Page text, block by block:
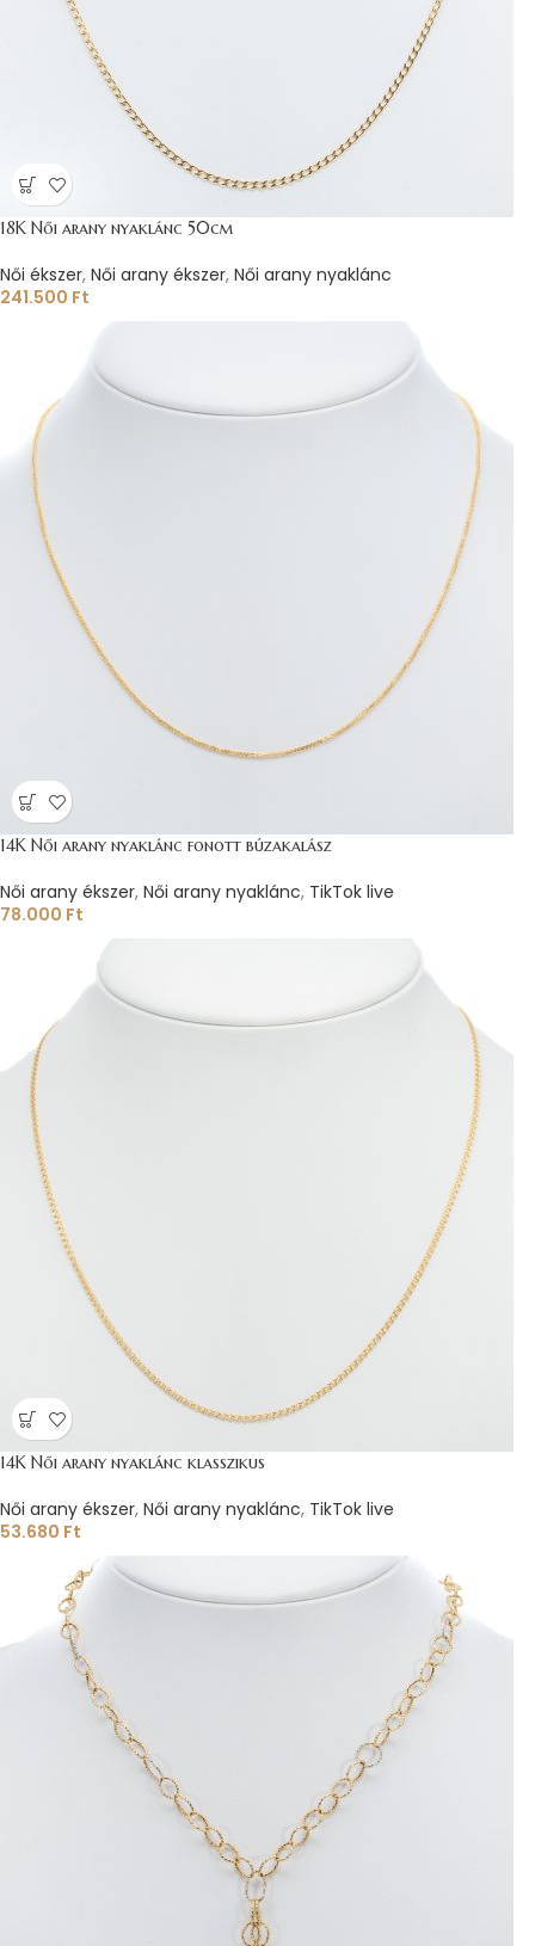
18K Női arany nyaklánc 50cm
Női ékszer, Női arany ékszer, Női arany nyaklánc
241.500 Ft
14K Női arany nyaklánc fonott búzakalász
Női arany ékszer, Női arany nyaklánc, TikTok live
78.000 Ft
14K Női arany nyaklánc klasszikus
Női arany ékszer, Női arany nyaklánc, TikTok live
53.680 Ft